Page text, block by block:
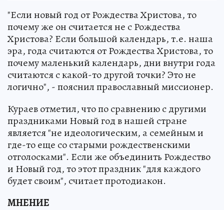
"Если новый год от Рождества Христова, то
почему же он считается не с Рождества
Христова? Если большой календарь, т.е. наша
эра, года считаются от Рождества Христова, то
почему маленький календарь, дни внутри года
считаются с какой-то другой точки? Это не
логично", - пояснил православный миссионер.
Кураев отметил, что по сравнению с другими
праздниками Новый год в нашей стране
является "не идеологическим, а семейным и
где-то еще со старыми рождественскими
отголосками". Если же объединить Рождество
и Новый год, то этот праздник "для каждого
будет своим", считает протодиакон.
МНЕНИЕ